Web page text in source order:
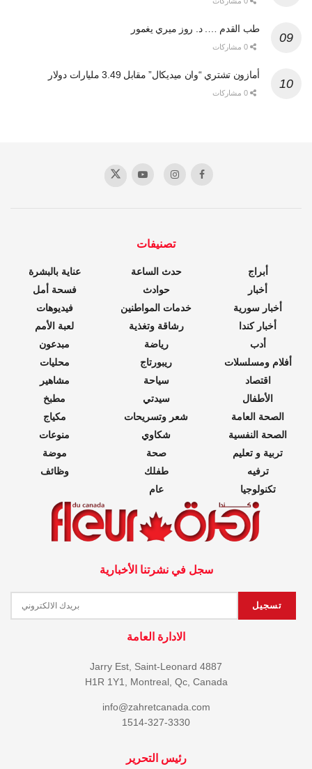
طب القدم …. د. روز ميري يغمور
أمازون تشتري “وان ميديكال” مقابل 3.49 مليارات دولار
تصنيفات
أبراج
أخبار
أخبار سورية
أخبار كندا
أدب
أفلام ومسلسلات
اقتصاد
الأطفال
الصحة العامة
الصحة النفسية
تربية و تعليم
ترفيه
تكنولوجيا
حدث الساعة
حوادث
خدمات المواطنين
رشاقة وتغذية
رياضة
ريبورتاج
سياحة
سيدتي
شعر وتسريحات
شكاوي
صحة
طفلك
عام
عناية بالبشرة
فسحة أمل
فيديوهات
لعبة الأمم
مبدعون
محليات
مشاهير
مطبخ
مكياج
منوعات
موضة
وظائف
سجل في نشرتنا الأخبارية
الادارة العامة
4887 Jarry Est, Saint-Leonard
H1R 1Y1, Montreal, Qc, Canada
info@zahretcanada.com
1514-327-3330
رئيس التحرير